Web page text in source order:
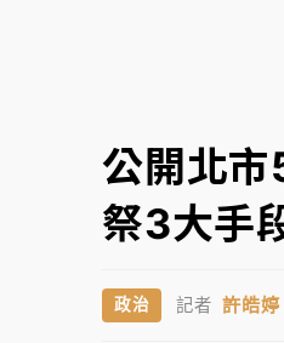
公開北
祭3大手
政治 記者 許皓婷